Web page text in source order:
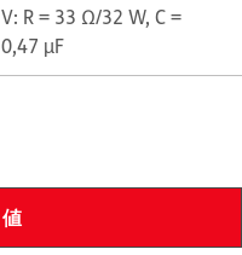
V: R = 33 Ω/32 W, C =
0,47 µF
値